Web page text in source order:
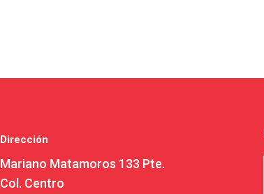
Dirección
Mariano Matamoros 133 Pte.
Col. Centro